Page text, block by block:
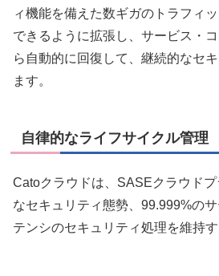
ィ機能を備えた数ギガのトラフィ
できるように拡張し、サービス・
ら自動的に回復して、継続的なセ
ます。
自律的なライフサイクル管理
Catoクラウドは、SASEクラウド
なセキュリティ態勢、99.999%の
テンシのセキュリティ処理を維持